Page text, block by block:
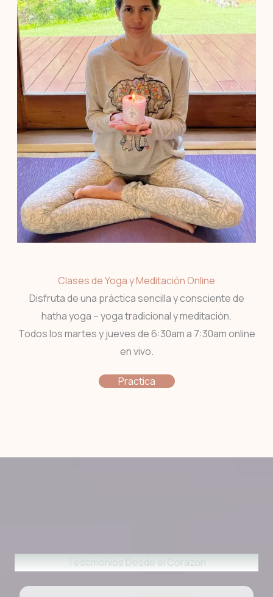
Clases de Yoga y Meditación Online
Disfruta de una práctica sencilla y consciente de
hatha yoga – yoga tradicional y meditación.
Todos los martes y jueves de 6:30am a 7:30am online
en vivo.
Practica
Testimonios Desde el Corazón